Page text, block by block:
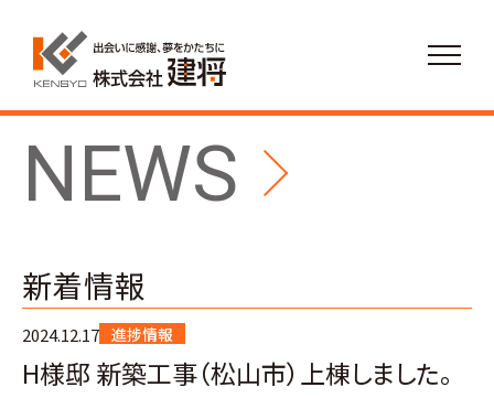
NEWS
新着情報
2024.12.17 進捗情報
H様邸 新築工事（松山市）上棟しました。